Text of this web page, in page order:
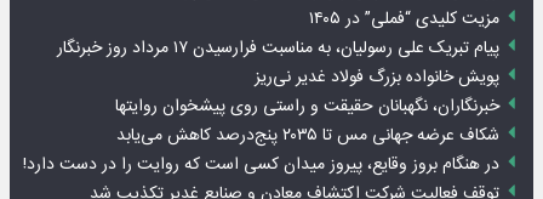
مزیت کلیدی “فملی” در ۱۴۰۵
پیام تبریک علی رسولیان، به مناسبت فرارسیدن ۱۷ مرداد روز خبرنگار
پویش خانواده بزرگ فولاد غدیر نی‌ریز
خبرنگاران، نگهبانان حقیقت و راستی روی پیشخوان روایت­ها
شکاف عرضه جهانی مس تا ۲۰۳۵ پنج‌درصد کاهش می‌یابد
در هنگام بروز وقایع، پیروز میدان کسی است که روایت را در دست دارد!